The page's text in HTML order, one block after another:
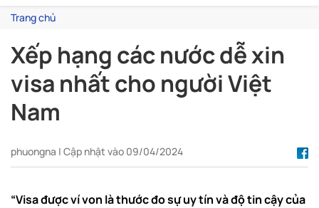
Trang chủ
Xếp hạng các nước dễ xin
visa nhất cho người Việt
Nam
phuongna | Cập nhật vào 09/04/2024
“Visa được ví von là thước đo sự uy tín và độ tin cậy của